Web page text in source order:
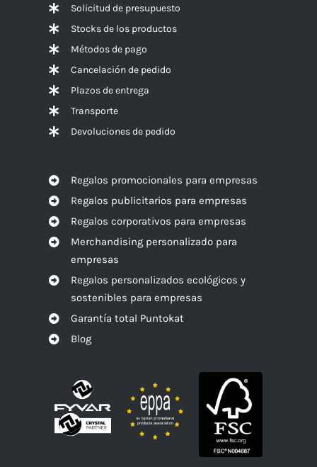
Solicitud de presupuesto
Stocks de los productos
Métodos de pago
Cancelación de pedido
Plazos de entrega
Transporte
Devoluciones de pedido
Regalos promocionales para empresas
Regalos publicitarios para empresas
Regalos corporativos para empresas
Merchandising personalizado para
empresas
Regalos personalizados ecológicos y
sostenibles para empresas
Garantía total Puntokat
Blog